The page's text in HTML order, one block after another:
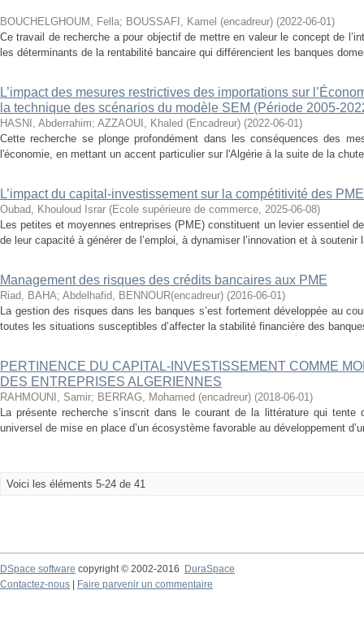
BOUCHELGHOUM, Fella; BOUSSAFI, Kamel (encadreur) (2022-06-01)
Ce travail de recherche a pour objectif de mettre en valeur le concept de
les déterminants de la rentabilité bancaire qui différencient les banques
L’impact des mesures restrictives des importations sur
la technique des scénarios du modèle SEM (Période 2005-
HASNI, Abderrahim; AZZAOUI, Khaled (Encadreur) (2022-06-01)
Cette recherche se plonge profondément dans les conséquences des
l'économie, en mettant un accent particulier sur l'Algérie à la suite de la
L’impact du capital-investissement sur la compétitivité des
Oubad, Khouloud Israr (Ecole supérieure de commerce, 2025-06-08)
Les petites et moyennes entreprises (PME) constituent un levier essentiel
de leur capacité à générer de l’emploi, à dynamiser l’innovation et à
Management des risques des crédits bancaires aux PME
Riad, BAHA; Abdelhafid, BENNOUR(encadreur) (2016-06-01)
La gestion des risques dans les banques s’est fortement développée au
toutes les situations susceptibles d’affecter la stabilité financière des
PERTINENCE DU CAPITAL-INVESTISSEMENT COMME
DES ENTREPRISES ALGERIENNES
RAHMOUNI, Samir; BERRAG, Mohamed (encadreur) (2018-06-01)
La présente recherche s’inscrit dans le courant de la littérature qui tente
universel de mise en place d’un écosystème favorable au développement
Voici les éléments 5-24 de 41
DSpace software copyright © 2002-2016
DuraSpace
Contactez-nous
Faire parvenir un commentaire